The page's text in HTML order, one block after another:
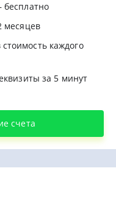
бесплатно
месяцев
каждого
за 5 минут
счета